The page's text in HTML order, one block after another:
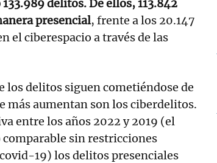
delitos. De ellos, 113.842
presencial, frente a los 20.147
el ciberespacio a través de las
los delitos siguen cometiéndose de
más aumentan son los ciberdelitos.
entre los años 2022 y 2019 (el
sin restricciones
19) los delitos presenciales